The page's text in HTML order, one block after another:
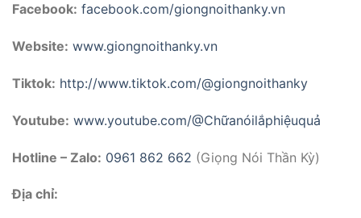
Facebook: facebook.com/giongnoithanky.vn
Website: www.giongnoithanky.vn
Tiktok: http://www.tiktok.com/@giongnoithanky
Youtube: www.youtube.com/@Chữanóilắphiệuquả
Hotline – Zalo: 0961 862 662 (Giọng Nói Thần Kỳ)
Địa chỉ: